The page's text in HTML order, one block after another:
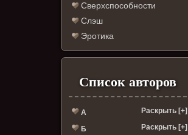
Сверхспособности
Слэш
Эротика
Список авторов
А Раскрыть [+]
Б Раскрыть [+]